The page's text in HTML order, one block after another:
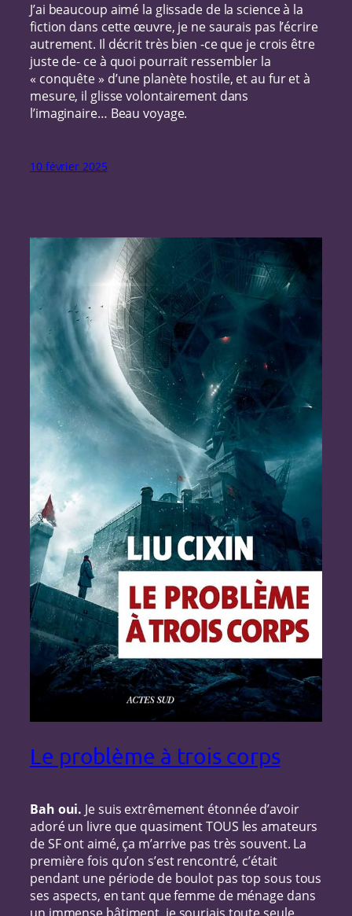
J’ai beaucoup aimé la glissade de la science à la
fiction dans cette œuvre, je ne saurais pas l’écrire
autrement. Il décrit très bien -ce que je crois être
juste de- ce à quoi pourrait ressembler la
« conquête » d’une planète hostile, et au fur et à
mesure, il glisse volontairement dans
l’imaginaire… Beau voyage.
10 février 2025
Le problème à trois corps
Bah oui. Je suis extrêmement étonnée d’avoir
adoré un livre que quasiment TOUS les amateurs
de SF ont aimé, ça m’arrive pas très souvent. La
première fois qu’on s’est rencontré, c’était
pendant une période de boulot pas top sous tous
ses aspects, en tant que femme de ménage dans